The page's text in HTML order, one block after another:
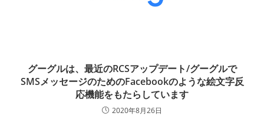
グーグルは、最近のRCSアップデート/グーグルで
SMSメッセージのためのFacebookのような絵文字反
応機能をもたらしています
2020年8月26日